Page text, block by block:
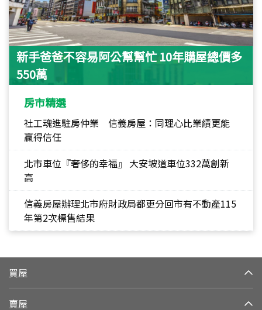
新手爸爸不容易阿公幫幫忙 10年購屋總價多
550萬
房市精選
社工魂進駐房仲業 信義房屋：同理心比業績更能
贏得信任
北市車位『奢侈的幸福』 大安坡道車位332萬創新
高
信義房屋辦理北市府財政局都更分回市有不動產115
年第2次標售結果
買屋
賣屋